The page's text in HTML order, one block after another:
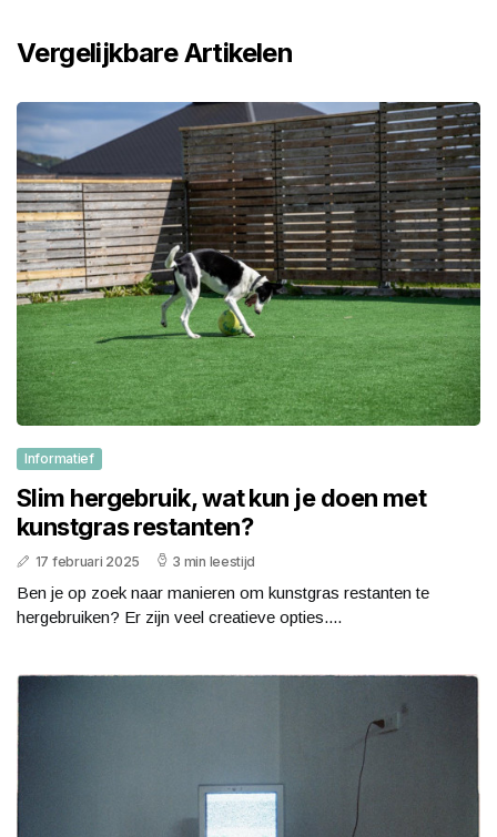
Vergelijkbare Artikelen
Informatief
Slim hergebruik, wat kun je doen met
kunstgras restanten?
17 februari 2025 3 min leestijd
Ben je op zoek naar manieren om kunstgras restanten te
hergebruiken? Er zijn veel creatieve opties....